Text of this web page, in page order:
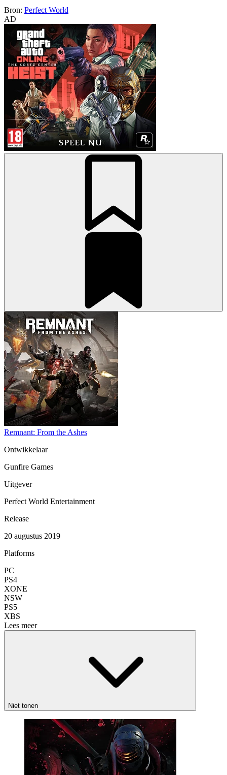
Bron: Perfect World
AD
Remnant: From the Ashes
Ontwikkelaar
Gunfire Games
Uitgever
Perfect World Entertainment
Release
20 augustus 2019
Platforms
PC
PS4
XONE
NSW
PS5
XBS
Lees meer
Niet tonen